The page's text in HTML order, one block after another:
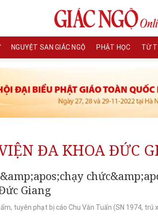
NGUYỆT SAN GIÁC NGỘ PHẬT HỌC TỪ
ĐA KHOA ĐỨC
Giang
tuyên phạt bị cáo Chu Văn Tuấn (SN 1974, trú